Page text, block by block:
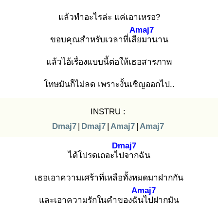
แล้วทำอะไรล่ะ แค่เอาเหรอ?
ขอบคุณสำหรับเวลาที่เสีย
Amaj7
มานาน
แล้วไอ้เรื่องแบบนี้ต่อให้เธอสารภาพ
โทษมันก็ไม่ลด เพราะงั้นเชิญออกไป..
INSTRU :
Dmaj7 | Dmaj7 | Amaj7 | Amaj7
ได้โปรดเถอะไป
Dmaj7
จากฉัน
เธอเอาความเศร้าที่เหลือทั้งหมดมาฝากกัน
และเอาความรักในคำของฉัน
Amaj7
ไปฝากมัน